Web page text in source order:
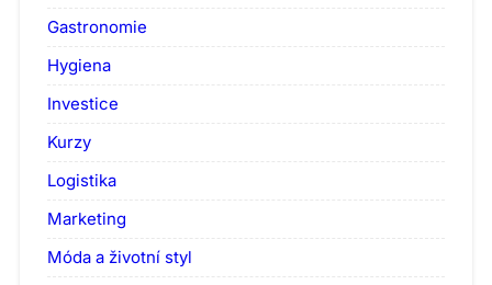
Gastronomie
Hygiena
Investice
Kurzy
Logistika
Marketing
Móda a životní styl